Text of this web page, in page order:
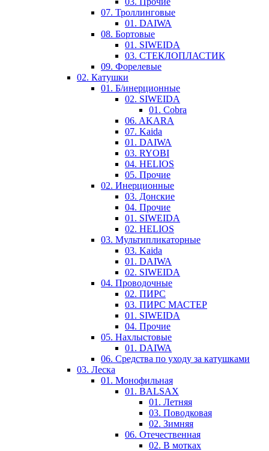
07. Троллинговые
01. DAIWA
08. Бортовые
01. SIWEIDA
03. СТЕКЛОПЛАСТИК
09. Форелевые
02. Катушки
01. Б/инерционные
02. SIWEIDA
01. Cobra
06. AKARA
07. Kaida
01. DAIWA
03. RYOBI
04. HELIOS
05. Прочие
02. Инерционные
03. Донские
04. Прочие
01. SIWEIDA
02. HELIOS
03. Мультипликаторные
03. Kaida
01. DAIWA
02. SIWEIDA
04. Проводочные
02. ПИРС
03. ПИРС МАСТЕР
01. SIWEIDA
04. Прочие
05. Нахлыстовые
01. DAIWA
06. Средства по уходу за катушками
03. Леска
01. Монофильная
01. BALSAX
01. Летняя
03. Поводковая
02. Зимняя
06. Отечественная
02. В мотках